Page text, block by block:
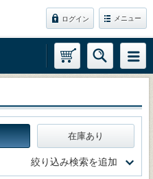
ログイン メニュー
在庫あり
絞り込み検索を追加